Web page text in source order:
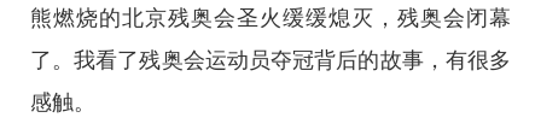
熊燃烧的北京残奥会圣火缓缓熄灭，残奥会闭幕
了。我看了残奥会运动员夺冠背后的故事，有很多
感触。